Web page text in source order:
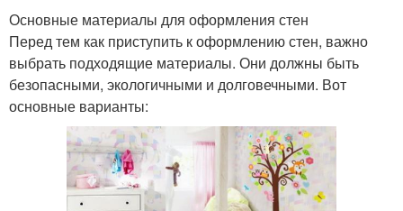
Основные материалы для оформления стен
Перед тем как приступить к оформлению стен, важно
выбрать подходящие материалы. Они должны быть
безопасными, экологичными и долговечными. Вот
основные варианты: